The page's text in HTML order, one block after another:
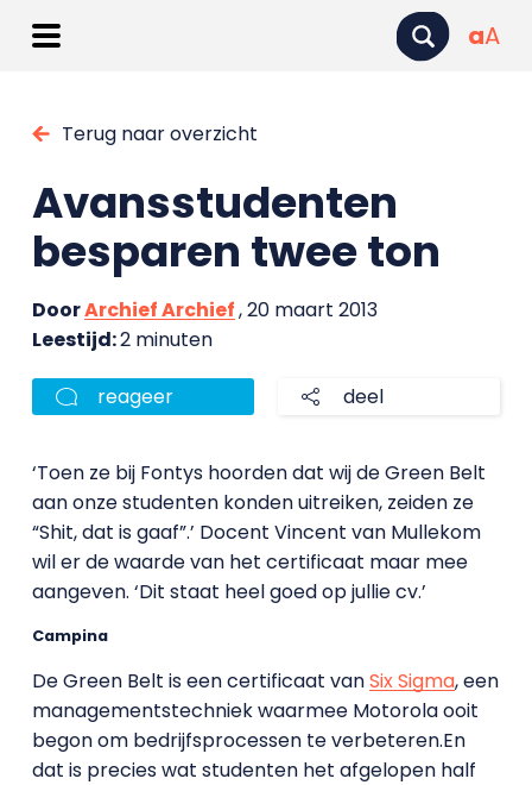
aA
Terug naar overzicht
Avansstudenten
besparen twee ton
DoorArchief Archief, 20 maart 2013
Leestijd:2 minuten
reageer deel
‘Toen ze bij Fontys hoorden dat wij de Green Belt
aan onze studenten konden uitreiken, zeiden ze
“Shit, dat is gaaf”.’ Docent Vincent van Mullekom
wil er de waarde van het certificaat maar mee
aangeven. ‘Dit staat heel goed op jullie cv.’
Campina
De Green Belt is een certificaat vanSix Sigma, een
managementstechniek waarmee Motorolaooit
begon om bedrijfsprocessen te verbeteren.En
dat is precies wat studenten het afgelopen half